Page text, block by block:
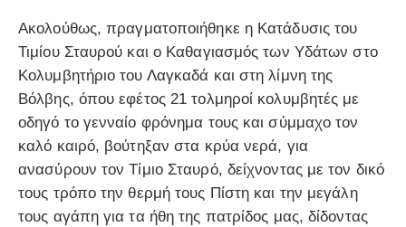
Ακολούθως, πραγματοποιήθηκε η Κατάδυσις του
Τιμίου Σταυρού και ο Καθαγιασμός των Υδάτων στο
Κολυμβητήριο του Λαγκαδά και στη λίμνη της
Βόλβης, όπου εφέτος 21 τολμηροί κολυμβητές με
οδηγό το γενναίο φρόνημα τους και σύμμαχο τον
καλό καιρό, βούτηξαν στα κρύα νερά, για
ανασύρουν τον Τίμιο Σταυρό, δείχνοντας με τον δικό
τους τρόπο την θερμή τους Πίστη και την μεγάλη
τους αγάπη για τα ήθη της πατρίδος μας, δίδοντας